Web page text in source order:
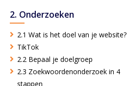
2. Onderzoeken
2.1 Wat is het doel van je website?
TikTok
2.2 Bepaal je doelgroep
2.3 Zoekwoordenonderzoek in 4
stappen